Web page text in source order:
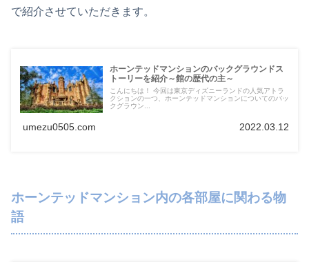
で紹介させていただきます。
ホーンテッドマンションのバックグラウンドス
トーリーを紹介～館の歴代の主～
こんにちは！ 今回は東京ディズニーランドの人気アトラ
クションの一つ、ホーンテッドマンションについてのバッ
クグラウン...
umezu0505.com 2022.03.12
ホーンテッドマンション内の各部屋に関わる物
語